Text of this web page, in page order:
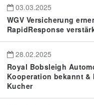
03.03.2025
WGV Versicherung
RapidResponse
28.02.2025
Royal Bobsleigh
Kooperation bekannt &
Kucher